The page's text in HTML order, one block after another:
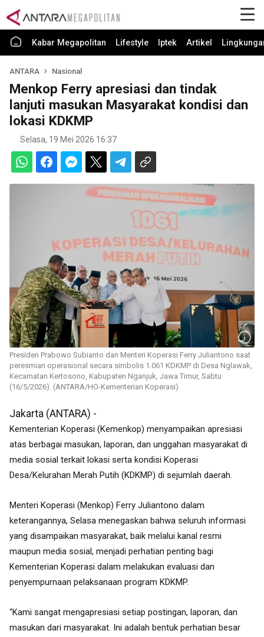
Kabar Megapolitan Lifestyle Iptek Artikel
ANTARA Nasional
Menkop Ferry apresiasi dan tindak
lanjuti masukan Masyarakat kondisi dan
lokasi KDKMP
Selasa, 19 Mei 2026 16:37
Presiden Prabowo Subianto dan Menteri Koperasi Ferry Juliantono saat
peresmian operasional secara simbolis 1.061 KDKMP di Desa Nglawak,
Kecamatan Kertosono, Kabupaten Nganjuk, Jawa Timur, Sabtu
(16/5/2026). (ANTARA/HO-Kementerian Koperasi)
Jakarta (ANTARA) -
Kementerian Koperasi (Kemenkop) menyampaikan apresiasi
atas berbagai masukan, laporan, dan unggahan masyarakat di
media sosial terkait lokasi serta kondisi Koperasi
Desa/Kelurahan Merah Putih (KDKMP) di sejumlah daerah.
Menteri Koperasi (Menkop) Ferry Juliantono dalam
keterangannya, Selasa menegaskan bahwa seluruh informasi
yang disampaikan masyarakat, baik melalui kanal resmi
maupun media sosial, menjadi perhatian penting bagi
Kementerian Koperasi dalam melakukan evaluasi dan
penyempurnaan pelaksanaan program KDKMP.
“Kami sangat mengapresiasi setiap postingan, laporan, dan
masukan dari masyarakat. Ini adalah bentuk perhatian besar